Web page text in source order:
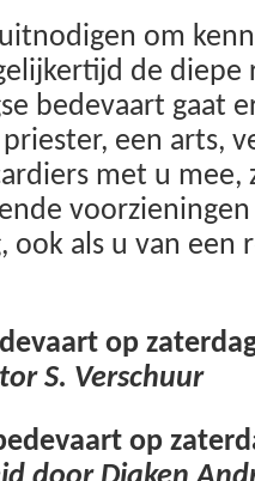
om
de diepe
bedevaart gaat
een arts,
met u mee,
ook als u van
op
S. Verschuur
op